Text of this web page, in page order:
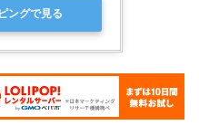
ングで見る